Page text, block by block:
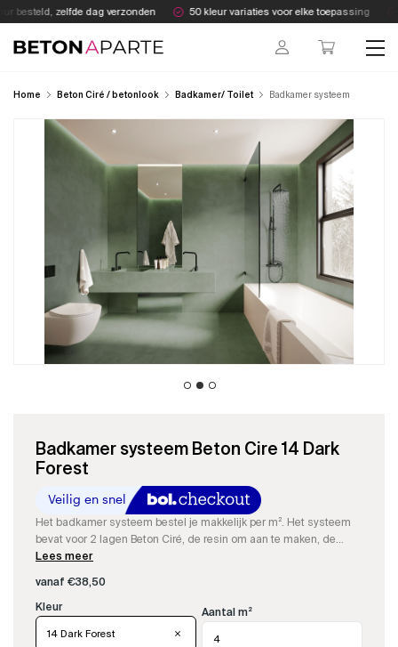
Skip
to
content
besteld, zelfde dag verzonden 50 kleur variaties voor elke toepassing
Beton Aparte
Home Beton Ciré / betonlook Badkamer/ Toilet Badkamer systeem
Badkamer systeem Beton Cire 14 Dark
Forest
Het badkamer systeem bestel je makkelijk per m². Het systeem
bevat voor 2 lagen Beton Ciré, de resin om aan te maken, de
kleurstof, impregneer en onze speciale matte PU-sealer.
Lees meer
vanaf €38,50
14 Dark Forest
Aantal m²